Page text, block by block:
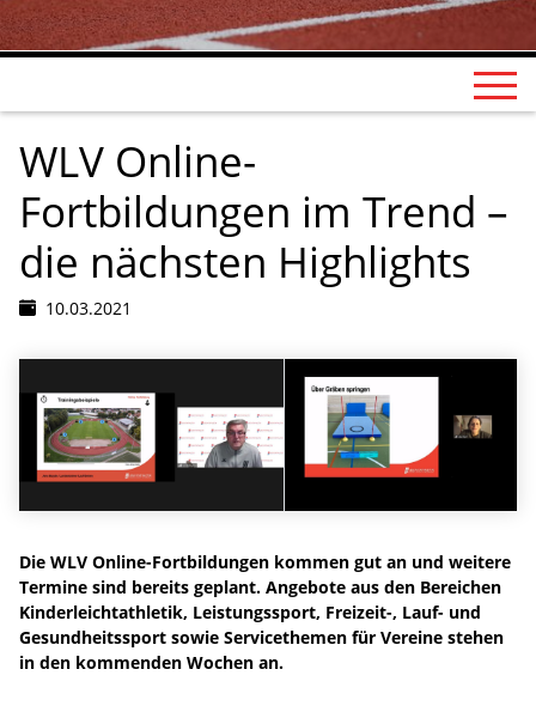
WLV Online-
Fortbildungen im Trend –
die nächsten Highlights
10.03.2021
Die WLV Online-Fortbildungen kommen gut an und weitere
Termine sind bereits geplant. Angebote aus den Bereichen
Kinderleichtathletik, Leistungssport, Freizeit-, Lauf- und
Gesundheitssport sowie Servicethemen für Vereine stehen
in den kommenden Wochen an.